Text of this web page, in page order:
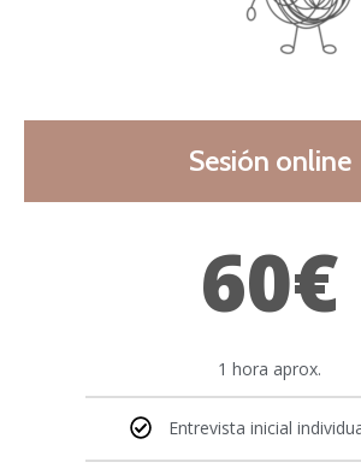
Sesión online
60€
1 hora aprox.
Entrevista inicial